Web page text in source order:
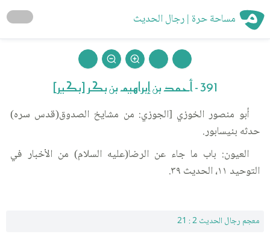
مساحة حرة | رجال الحديث
391 - أحمد بن إبراهيم بن بكر [بكير]
أبو منصور الخوزي [الجوزي: من مشايخ الصدوق(قدس سره)
حدثه بنيسابور.
العيون: باب ما جاء عن الرضا(عليه السلام) من الأخبار في
التوحيد ١١، الحديث ٣٩.
معجم رجال الحديث 2 : 21